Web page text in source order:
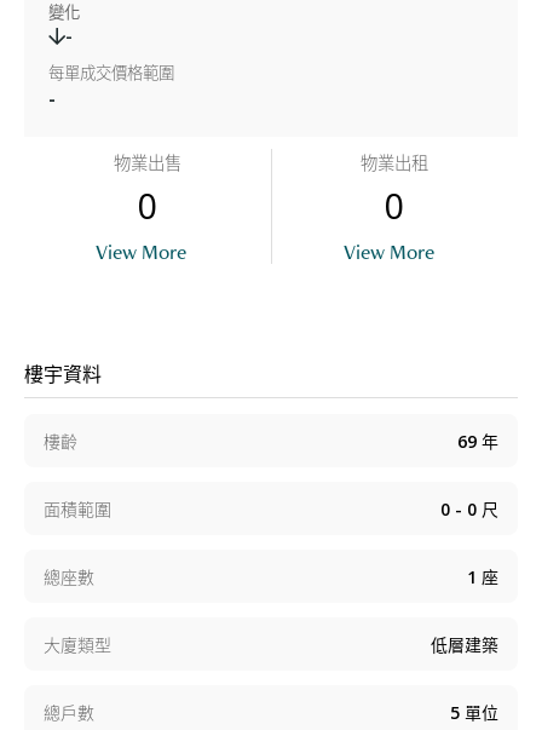
變化
-
每單成交價格範圍
-
物業出售
0
View More
物業出租
0
View More
樓宇資料
樓齡 69 年
面積範圍 0 - 0 尺
總座數 1 座
大廈類型 低層建築
總戶數 5 單位